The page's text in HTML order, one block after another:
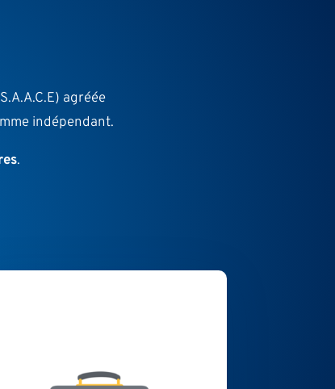
agréée
indépendant.
.